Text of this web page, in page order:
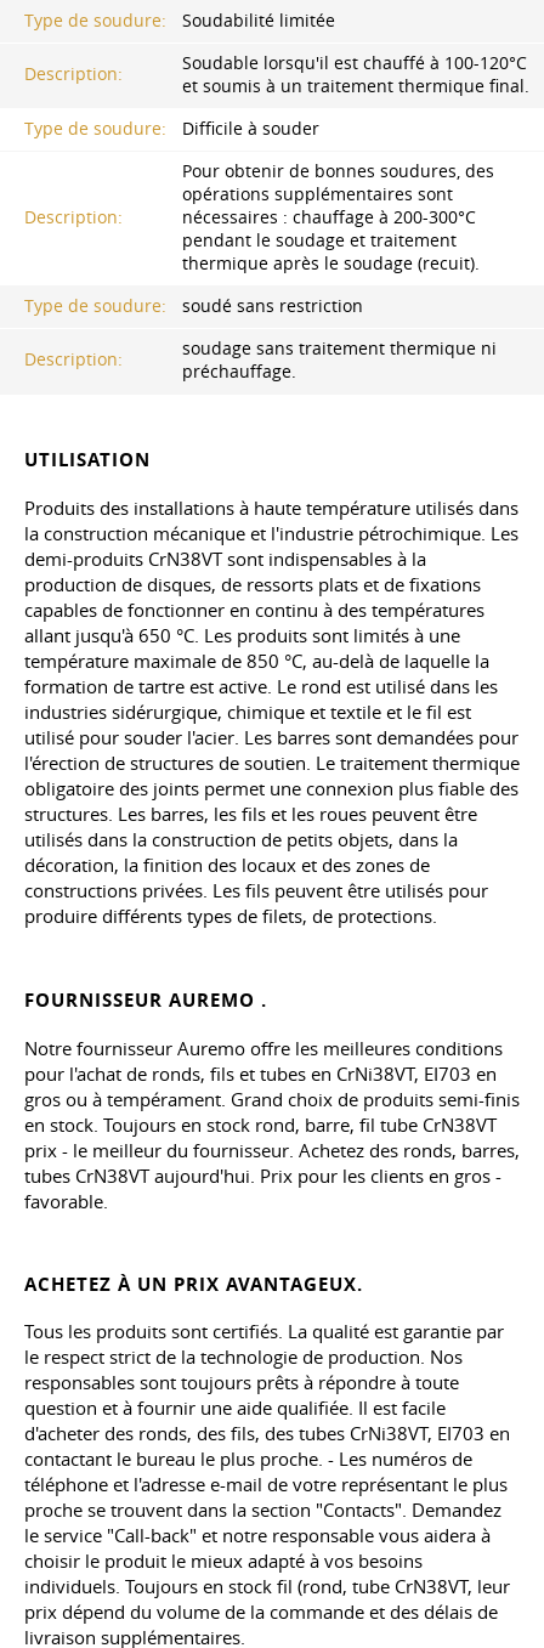
Type de soudure: Soudabilité limitée
Description:
Soudable lorsqu'il est chauffé à 100-120°C
et soumis à un traitement thermique final.
Type de soudure:
Difficile à souder
Description:
Pour obtenir de bonnes soudures, des
opérations supplémentaires sont
nécessaires : chauffage à 200-300°C
pendant le soudage et traitement
thermique après le soudage (recuit).
Type de soudure:
soudé sans restriction
Description:
soudage sans traitement thermique ni
préchauffage.
UTILISATION
Produits des installations à haute température utilisés dans
la construction mécanique et l'industrie pétrochimique. Les
demi-produits CrN38VT sont indispensables à la
production de disques, de ressorts plats et de fixations
capables de fonctionner en continu à des températures
allant jusqu'à 650 °C. Les produits sont limités à une
température maximale de 850 °C, au-delà de laquelle la
formation de tartre est active. Le rond est utilisé dans les
industries sidérurgique, chimique et textile et le fil est
utilisé pour souder l'acier. Les barres sont demandées pour
l'érection de structures de soutien. Le traitement thermique
obligatoire des joints permet une connexion plus fiable des
structures. Les barres, les fils et les roues peuvent être
utilisés dans la construction de petits objets, dans la
décoration, la finition des locaux et des zones de
constructions privées. Les fils peuvent être utilisés pour
produire différents types de filets, de protections.
FOURNISSEUR AUREMO .
Notre fournisseur Auremo offre les meilleures conditions
pour l'achat de ronds, fils et tubes en CrNi38VT, EI703 en
gros ou à tempérament. Grand choix de produits semi-finis
en stock. Toujours en stock rond, barre, fil tube CrN38VT
prix - le meilleur du fournisseur. Achetez des ronds, barres,
tubes CrN38VT aujourd'hui. Prix pour les clients en gros -
favorable.
ACHETEZ À UN PRIX AVANTAGEUX.
Tous les produits sont certifiés. La qualité est garantie par
le respect strict de la technologie de production. Nos
responsables sont toujours prêts à répondre à toute
question et à fournir une aide qualifiée. Il est facile
d'acheter des ronds, des fils, des tubes CrNi38VT, EI703 en
contactant le bureau le plus proche. - Les numéros de
téléphone et l'adresse e-mail de votre représentant le plus
proche se trouvent dans la section "Contacts". Demandez
le service "Call-back" et notre responsable vous aidera à
choisir le produit le mieux adapté à vos besoins
individuels. Toujours en stock fil (rond, tube CrN38VT, leur
prix dépend du volume de la commande et des délais de
livraison supplémentaires.